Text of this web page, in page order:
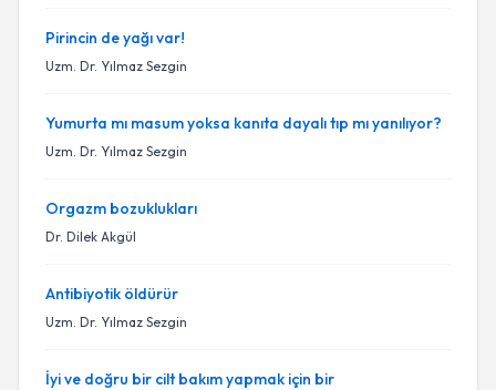
Pirincin de yağı var!
Uzm. Dr. Yılmaz Sezgin
Yumurta mı masum yoksa kanıta dayalı tıp mı yanılıyor?
Uzm. Dr. Yılmaz Sezgin
Orgazm bozuklukları
Dr. Dilek Akgül
Antibiyotik öldürür
Uzm. Dr. Yılmaz Sezgin
İyi ve doğru bir cilt bakım yapmak için bir